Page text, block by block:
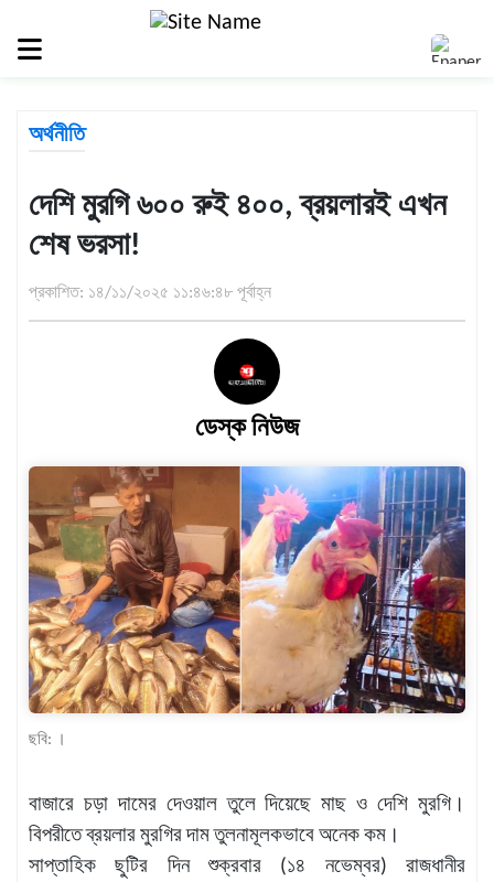
সিলেট
মৌলভীবাজার
হবিগঞ্জ
গণমাধ্যম
খেলাধুলা
বিনোদন
এক্সক্লুসিভ
শিক্ষাঙ্গন
অর্থনীতি
মতামত
লাইফস্টাইল
অর্থনীতি
দেশি মুরগি ৬০০ রুই ৪০০, ব্রয়লারই এখন
শেষ ভরসা!
প্রকাশিত: ১৪/১১/২০২৫ ১১:৪৬:৪৮ পূর্বাহ্ন
ডেস্ক নিউজ
ছবি: ।
বাজারে চড়া দামের দেওয়াল তুলে দিয়েছে মাছ ও দেশি মুরগি।
বিপরীতে ব্রয়লার মুরগির দাম তুলনামূলকভাবে অনেক কম।
সাপ্তাহিক ছুটির দিন শুক্রবার (১৪ নভেম্বর) রাজধানীর